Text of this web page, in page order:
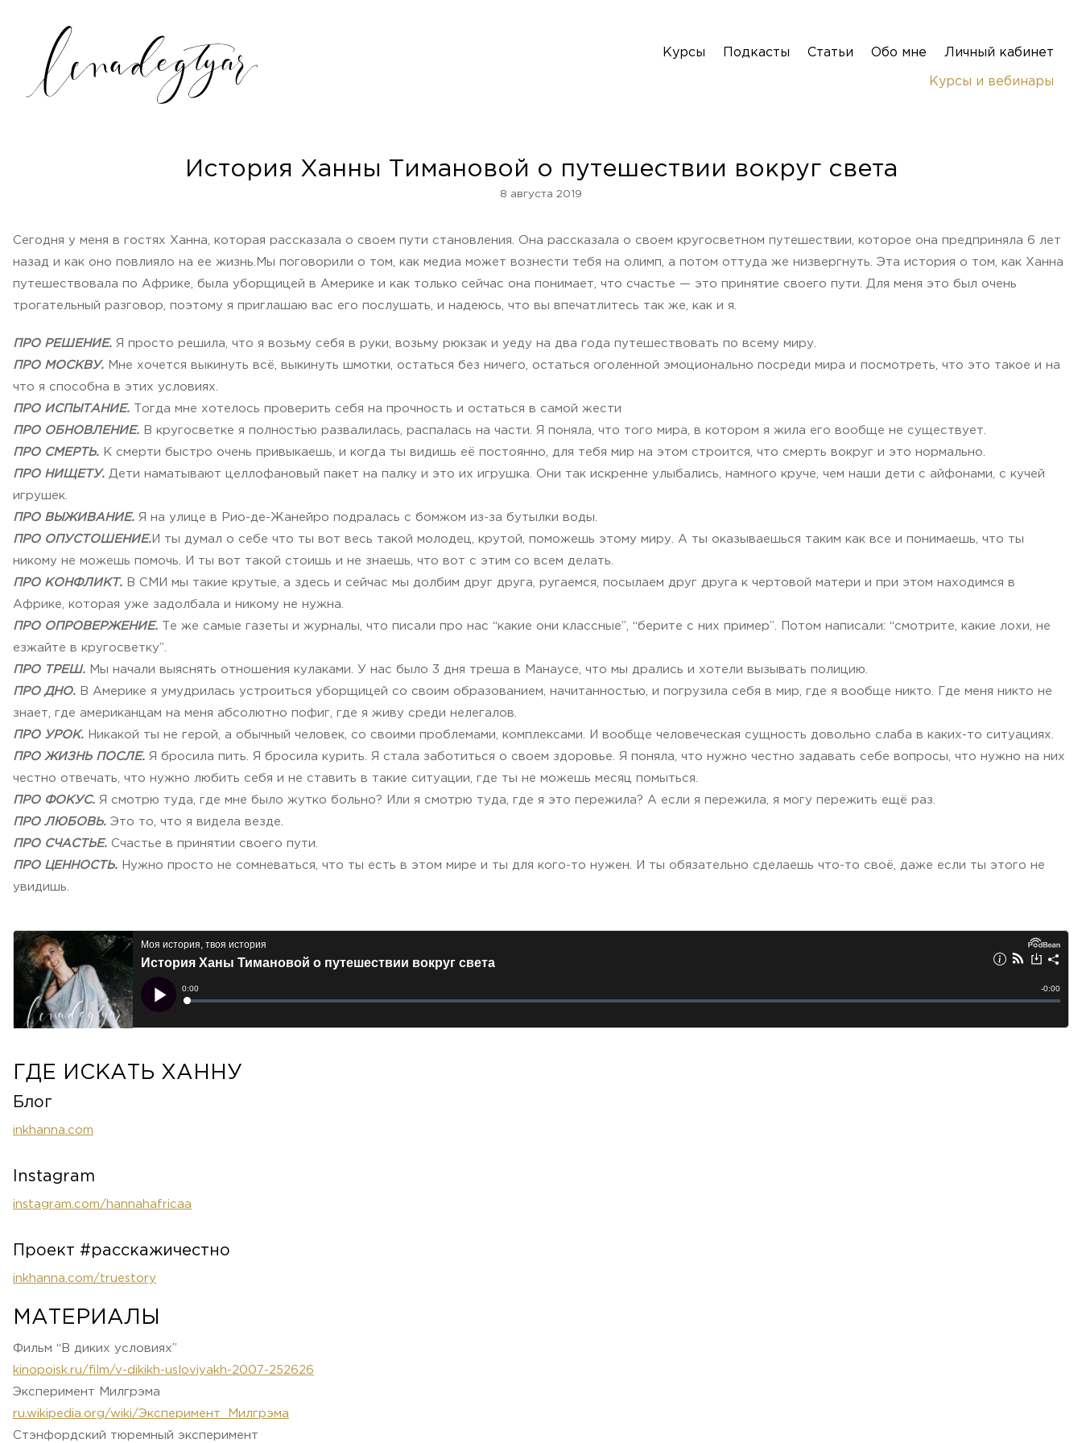
Курсы Подкасты Статьи Обо мне Личный кабинет
Курсы и вебинары
История Ханны Тимановой о путешествии вокруг света
8 августа 2019
Сегодня у меня в гостях Ханна, которая рассказала о своем пути становления. Она рассказала о своем кругосветном путешествии, которое она предприняла 6 лет
назад и как оно повлияло на ее жизнь.Мы поговорили о том, как медиа может вознести тебя на олимп, а потом оттуда же низвергнуть. Эта история о том, как Ханна
путешествовала по Африке, была уборщицей в Америке и как только сейчас она понимает, что счастье — это принятие своего пути. Для меня это был очень
трогательный разговор, поэтому я приглашаю вас его послушать, и надеюсь, что вы впечатлитесь так же, как и я.
ПРО РЕШЕНИЕ. Я просто решила, что я возьму себя в руки, возьму рюкзак и уеду на два года путешествовать по всему миру.
ПРО МОСКВУ. Мне хочется выкинуть всё, выкинуть шмотки, остаться без ничего, остаться оголенной эмоционально посреди мира и посмотреть, что это такое и на
что я способна в этих условиях.
ПРО ИСПЫТАНИЕ. Тогда мне хотелось проверить себя на прочность и остаться в самой жести
ПРО ОБНОВЛЕНИЕ. В кругосветке я полностью развалилась, распалась на части. Я поняла, что того мира, в котором я жила его вообще не существует.
ПРО СМЕРТЬ. К смерти быстро очень привыкаешь, и когда ты видишь её постоянно, для тебя мир на этом строится, что смерть вокруг и это нормально.
ПРО НИЩЕТУ. Дети наматывают целлофановый пакет на палку и это их игрушка. Они так искренне улыбались, намного круче, чем наши дети с айфонами, с кучей
игрушек.
ПРО ВЫЖИВАНИЕ. Я на улице в Рио-де-Жанейро подралась с бомжом из-за бутылки воды.
ПРО ОПУСТОШЕНИЕ. И ты думал о себе что ты вот весь такой молодец, крутой, поможешь этому миру. А ты оказываешься таким как все и понимаешь, что ты
никому не можешь помочь. И ты вот такой стоишь и не знаешь, что вот с этим со всем делать.
ПРО КОНФЛИКТ. В СМИ мы такие крутые, а здесь и сейчас мы долбим друг друга, ругаемся, посылаем друг друга к чертовой матери и при этом находимся в
Африке, которая уже задолбала и никому не нужна.
ПРО ОПРОВЕРЖЕНИЕ. Те же самые газеты и журналы, что писали про нас “какие они классные”, “берите с них пример”. Потом написали: “смотрите, какие лохи, не
езжайте в кругосветку”.
ПРО ТРЕШ. Мы начали выяснять отношения кулаками. У нас было 3 дня треша в Манаусе, что мы дрались и хотели вызывать полицию.
ПРО ДНО. В Америке я умудрилась устроиться уборщицей со своим образованием, начитанностью, и погрузила себя в мир, где я вообще никто. Где меня никто не
знает, где американцам на меня абсолютно пофиг, где я живу среди нелегалов.
ПРО УРОК. Никакой ты не герой, а обычный человек, со своими проблемами, комплексами. И вообще человеческая сущность довольно слаба в каких-то ситуациях.
ПРО ЖИЗНЬ ПОСЛЕ. Я бросила пить. Я бросила курить. Я стала заботиться о своем здоровье. Я поняла, что нужно честно задавать себе вопросы, что нужно на них
честно отвечать, что нужно любить себя и не ставить в такие ситуации, где ты не можешь месяц помыться.
ПРО ФОКУС. Я смотрю туда, где мне было жутко больно? Или я смотрю туда, где я это пережила? А если я пережила, я могу пережить ещё раз.
ПРО ЛЮБОВЬ. Это то, что я видела везде.
ПРО СЧАСТЬЕ. Счастье в принятии своего пути.
ПРО ЦЕННОСТЬ. Нужно просто не сомневаться, что ты есть в этом мире и ты для кого-то нужен. И ты обязательно сделаешь что-то своё, даже если ты этого не
увидишь.
ГДЕ ИСКАТЬ ХАННУ
Блог
inkhanna.com
Instagram
instagram.com/hannahafricaa
Проект #расскажичестно
inkhanna.com/truestory
МАТЕРИАЛЫ
Фильм “В диких условиях”
kinopoisk.ru/film/v-dikikh-usloviyakh-2007-252626
Эксперимент Милгрэма
ru.wikipedia.org/wiki/Эксперимент_Милгрэма
Стэнфордский тюремный эксперимент